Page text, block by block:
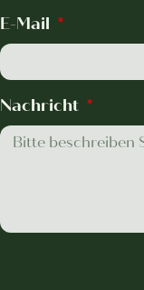
E-Mail
Nachricht